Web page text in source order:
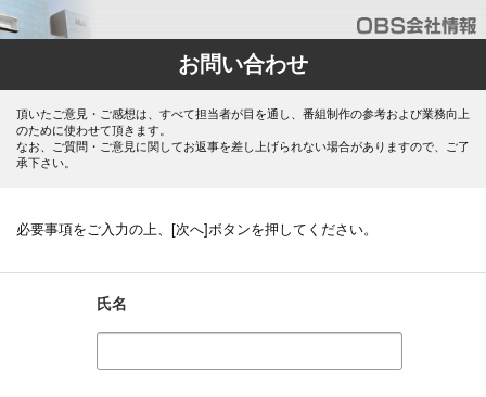
お問い合わせ
頂いたご意見・ご感想は、すべて担当者が目を通し、番組制作の参考および業務向上
のために使わせて頂きます。
なお、ご質問・ご意見に関してお返事を差し上げられない場合がありますので、ご了
承下さい。
必要事項をご入力の上、[次へ]ボタンを押してください。
氏名